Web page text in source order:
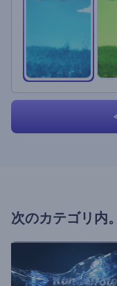
次のカテゴリ内。